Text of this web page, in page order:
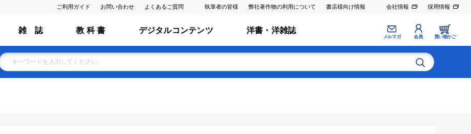
ご利用ガイド お問い合わせ よくあるご質問 執筆者の皆様 弊社著作物の利用について 書店様向け情報 会社情報 採用情報
雑 誌 教 科 書 デジタルコンテンツ 洋書・洋雑誌
メルマガ 会員 買い物かご